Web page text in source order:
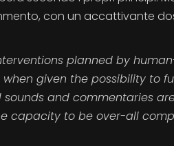
con un accattivante
planned by
given the possibility to
and commentaries
capacity to be over-all